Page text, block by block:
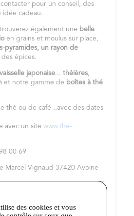
pour un conseil, des
idée cadeau.
également une belle
en grains et moulus sur place,
pyramides, un rayon de
épices.
vaisselle japonaise... théières,
et notre gamme de boîtes à thé
thé ou de café ..avec des dates
avec un site www.the-
00 69
Marcel Vignaud 37420 Avoine
:
DU MARDI AU VENDREDI DE
14H 30 A 19H LE SAMEDI DE
DE FETES
des cookies et vous